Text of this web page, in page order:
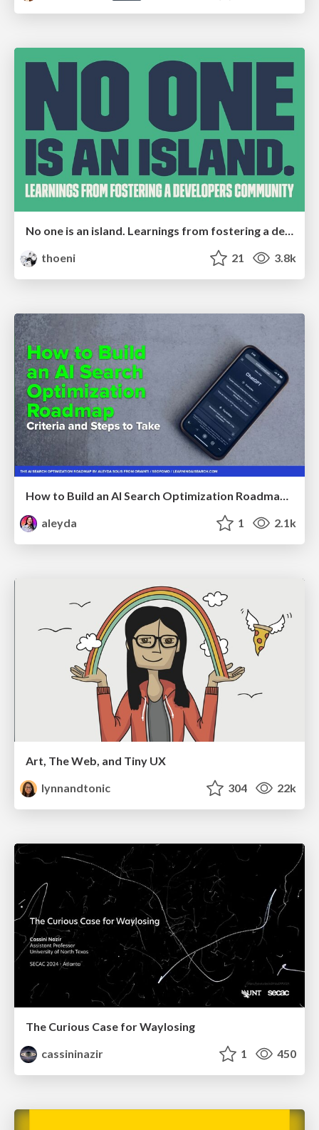
thoeni
21 3.8k
How to Build an AI Search Optimization Roadmap - Criteria and Steps to Take #SEOIRL
aleyda
1 2.1k
Art, The Web, and Tiny UX
lynnandtonic
304 22k
The Curious Case for Waylosing
cassininazir
1 450